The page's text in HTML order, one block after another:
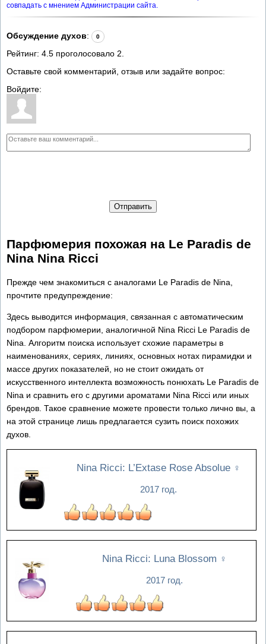
совпадать с мнением Администрации сайта.
Обсуждение духов: 0
Рейтинг: 4.5 проголосовало 2
Оставьте свой комментарий, отзыв или задайте вопрос:
Войдите:
Отправить
Парфюмерия похожая на Le Paradis de
Nina Nina Ricci
Прежде чем знакомиться с аналогами Le Paradis de Nina,
прочтите предупреждение:
Здесь выводится информация, связанная с автоматическим
подбором парфюмерии, аналогичной Nina Ricci Le Paradis de
Nina. Алгоритм поиска использует схожие параметры в
наименованиях, сериях, линиях, основных нотах пирамидки и
массе других показателей, но не стоит ожидать от
искусственного интеллекта возможность понюхать Le Paradis de
Nina и сравнить его с другими ароматами Nina Ricci или иных
брендов. Такое сравнение можете провести только лично вы, а
на этой странице лишь предлагается сузить поиск похожих
духов.
Nina Ricci: L’Extase Rose Absolue ♀
2017 год.
Nina Ricci: Luna Blossom ♀
2017 год.